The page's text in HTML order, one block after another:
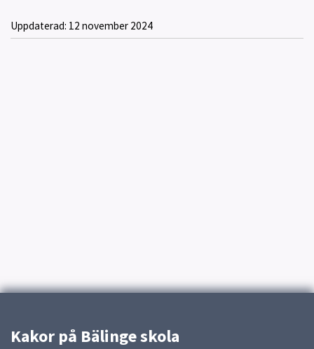
Uppdaterad: 12 november 2024
Kakor på Bälinge skola